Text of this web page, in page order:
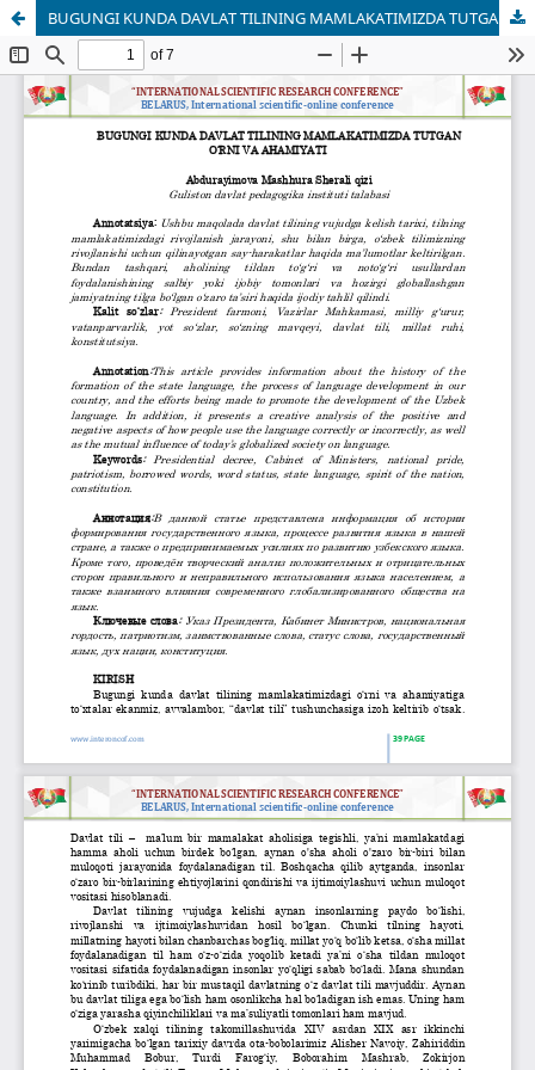
BUGUNGI KUNDA DAVLAT TILINING MAMLAKATIMIZDA TUTGAN O‘RNI VA AHAMIYATI